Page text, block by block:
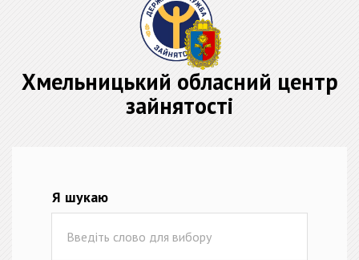
Хмельницький обласний центр
зайнятості
Я шукаю